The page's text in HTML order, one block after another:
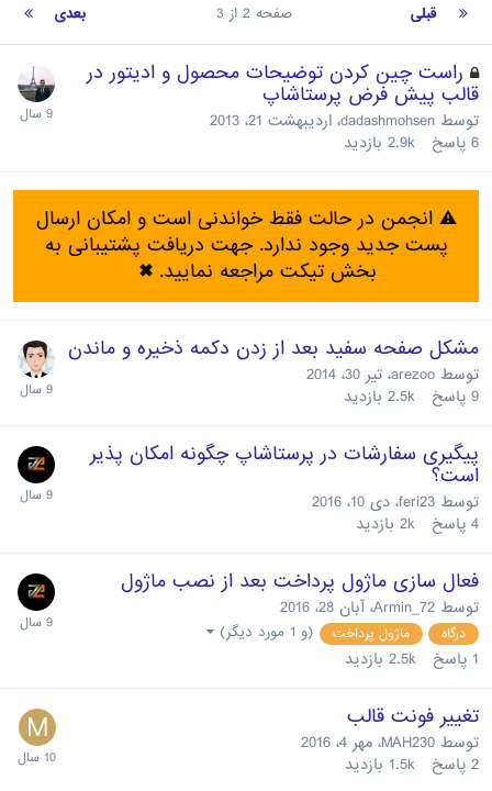
قبلی بعدی صفحه 2 از 3
راست چین کردن توضیحات محصول و ادیتور در
قالب پیش فرض پرستاشاپ
توسط dadashmohsen، اردیبهشت 21، 2013
6 پاسخ 2.9k بازدید
⚠️ انجمن در حالت فقط خواندنی است و امکان ارسال
پست جدید وجود ندارد. جهت دریافت پشتیبانی به
بخش تیکت مراجعه نمایید.✖
مشکل صفحه سفید بعد از زدن دکمه ذخیره و ماندن
توسط arezoo، تیر 30، 2014
9 پاسخ 2.5k بازدید
پیگیری سفارشات در پرستاشاپ چگونه امکان پذیر
است؟
توسط feri23، دی 10، 2016
4 پاسخ 2k بازدید
فعال سازی ماژول پرداخت بعد از نصب ماژول
توسط Armin_72،آبان 28، 2016
درگاه ماژول پرداخت (و 1 مورد دیگر)
1 پاسخ 2.5k بازدید
تغییر فونت قالب
توسط MAH230، مهر 4، 2016
2 پاسخ 1.5k بازدید